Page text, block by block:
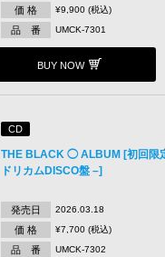
価 格 ¥9,900 (税込)
品 番 UMCK-7301
BUY NOW
CD
THE BLACK ◯ ALBUM [初回限
ドリカムDISCO盤 –]
発売日 2026.03.18
価 格 ¥7,700 (税込)
品 番 UMCK-7302